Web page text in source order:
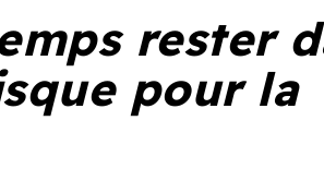
rester
pour la